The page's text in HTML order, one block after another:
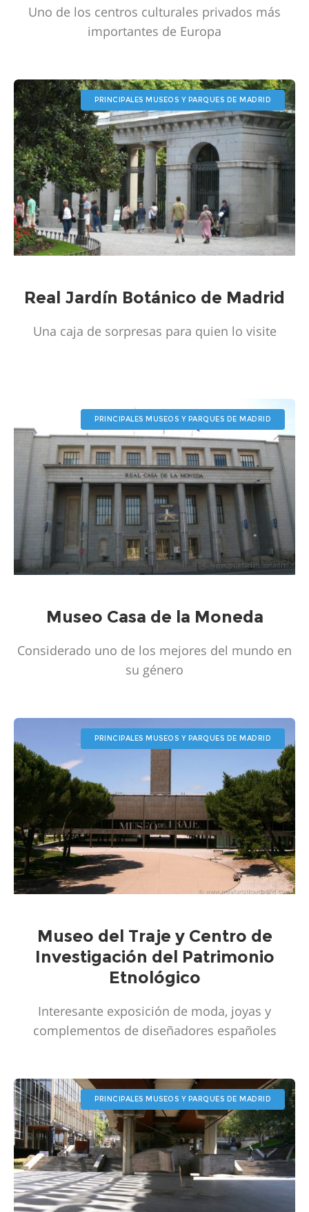
Uno de los centros culturales privados más
importantes de Europa
PRINCIPALES MUSEOS Y PARQUES DE MADRID
Real Jardín Botánico de Madrid
Una caja de sorpresas para quien lo visite
PRINCIPALES MUSEOS Y PARQUES DE MADRID
Museo Casa de la Moneda
Considerado uno de los mejores del mundo en
su género
PRINCIPALES MUSEOS Y PARQUES DE MADRID
Museo del Traje y Centro de
Investigación del Patrimonio
Etnológico
Interesante exposición de moda, joyas y
complementos de diseñadores españoles
PRINCIPALES MUSEOS Y PARQUES DE MADRID